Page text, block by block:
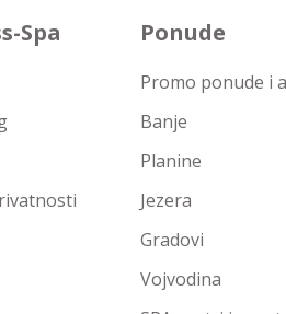
Spa Ponude
Promo ponude i
Banje
Planine
Jezera
Gradovi
Vojvodina